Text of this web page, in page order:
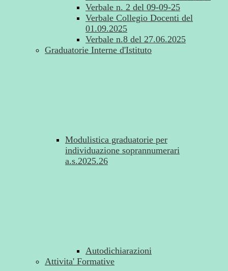
Verbale n. 2 del 09-09-25
Verbale Collegio Docenti del
01.09.2025
Verbale n.8 del 27.06.2025
Graduatorie Interne d'Istituto
Modulistica graduatorie per
individuazione soprannumerari
a.s.2025.26
Autodichiarazioni
Attivita' Formative